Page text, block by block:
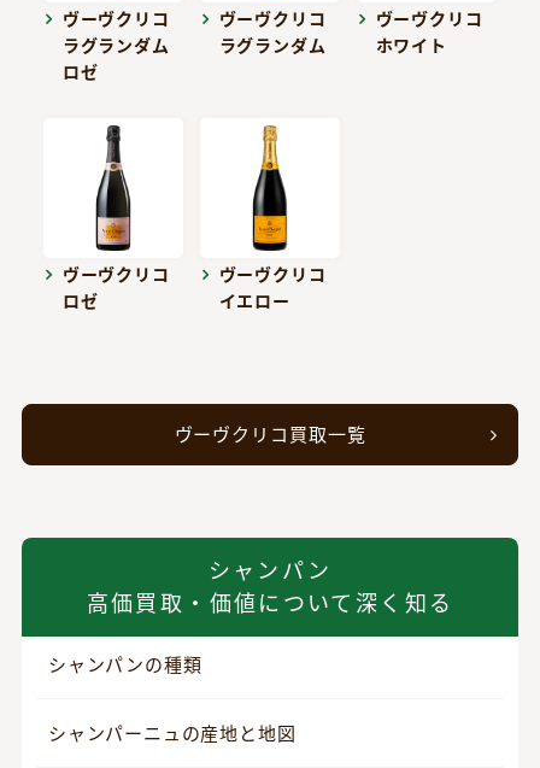
ヴーヴクリコ
ラグランダム
ロゼ
ヴーヴクリコ
ラグランダム
ヴーヴクリコ
ホワイト
ヴーヴクリコ
ロゼ
ヴーヴクリコ
イエロー
ヴーヴクリコ買取一覧
シャンパン
高価買取・価値について深く知る
シャンパンの種類
シャンパーニュの産地と地図